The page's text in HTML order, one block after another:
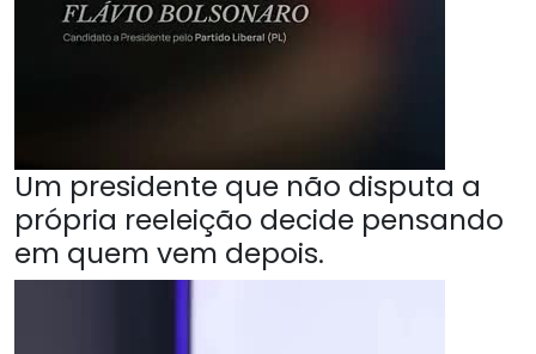
Um presidente que não disputa a
própria reeleição decide pensando
em quem vem depois.